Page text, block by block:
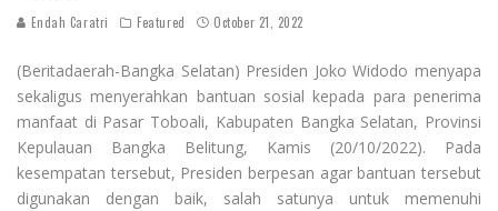
Endah Caratri Featured October 21, 2022
(Beritadaerah-Bangka Selatan) Presiden Joko Widodo menyapa
sekaligus menyerahkan bantuan sosial kepada para penerima
manfaat di Pasar Toboali, Kabupaten Bangka Selatan, Provinsi
Kepulauan Bangka Belitung, Kamis (20/10/2022). Pada
kesempatan tersebut, Presiden berpesan agar bantuan tersebut
digunakan dengan baik, salah satunya untuk memenuhi